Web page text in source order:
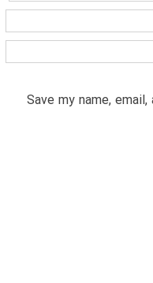
Save my name,